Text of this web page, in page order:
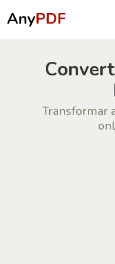
Transformar